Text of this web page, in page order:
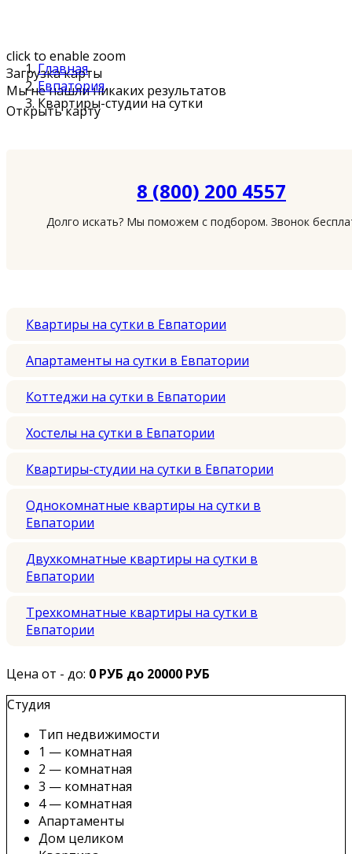
click to enable zoom
Загрузка карты
Мы не нашли никаких результатов
Открыть карту
Главная
Евпатория
Квартиры-студии на сутки
8 (800) 200 4557
Долго искать? Мы поможем с подбором. Звонок
Квартиры на сутки в Евпатории
Апартаменты на сутки в Евпатории
Коттеджи на сутки в Евпатории
Хостелы на сутки в Евпатории
Квартиры-студии на сутки в Евпатории
Однокомнатные квартиры на сутки в
Евпатории
Двухкомнатные квартиры на сутки в
Евпатории
Трехкомнатные квартиры на сутки в
Евпатории
Цена от - до: 0 РУБ до 20000 РУБ
Студия
Тип недвижимости
1 — комнатная
2 — комнатная
3 — комнатная
4 — комнатная
Апартаменты
Дом целиком